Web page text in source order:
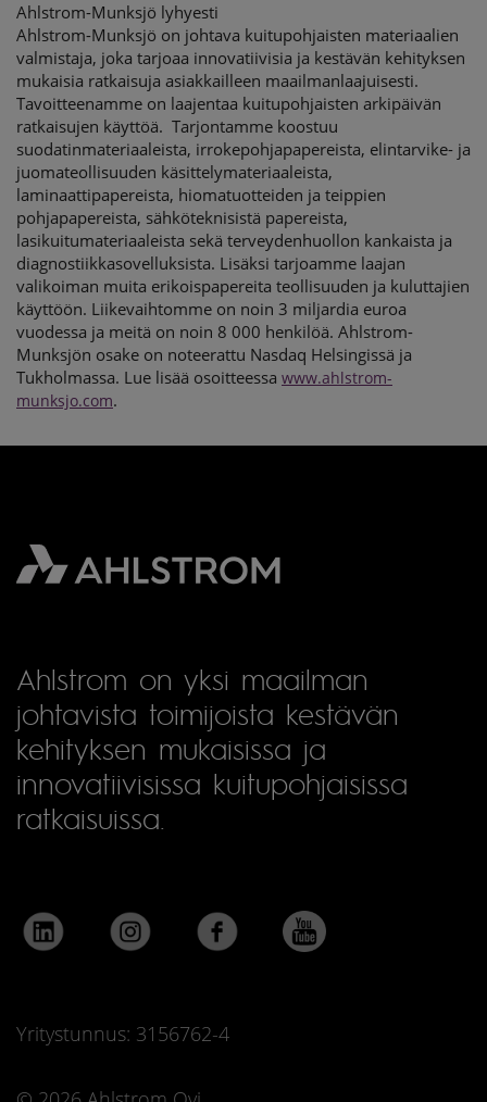
Ahlstrom-Munksjö lyhyesti
Ahlstrom-Munksjö on johtava kuitupohjaisten materiaalien
valmistaja, joka tarjoaa innovatiivisia ja kestävän kehityksen
mukaisia ratkaisuja asiakkailleen maailmanlaajuisesti.
Tavoitteenamme on laajentaa kuitupohjaisten arkipäivän
ratkaisujen käyttöä. Tarjontamme koostuu
suodatinmateriaaleista, irrokepohjapapereista, elintarvike- ja
juomateollisuuden käsittelymateriaaleista,
laminaattipapereista, hiomatuotteiden ja teippien
pohjapapereista, sähköteknisistä papereista,
lasikuitumateriaaleista sekä terveydenhuollon kankaista ja
diagnostiikkasovelluksista. Lisäksi tarjoamme laajan
valikoiman muita erikoispapereita teollisuuden ja kuluttajien
käyttöön. Liikevaihtomme on noin 3 miljardia euroa
vuodessa ja meitä on noin 8 000 henkilöä. Ahlstrom-
Munksjön osake on noteerattu Nasdaq Helsingissä ja
Tukholmassa. Lue lisää osoitteessa www.ahlstrom-
munksjo.com.
Ahlstrom on yksi maailman
johtavista toimijoista kestävän
kehityksen mukaisissa ja
innovatiivisissa kuitupohjaisissa
ratkaisuissa.
Yritystunnus: 3156762-4